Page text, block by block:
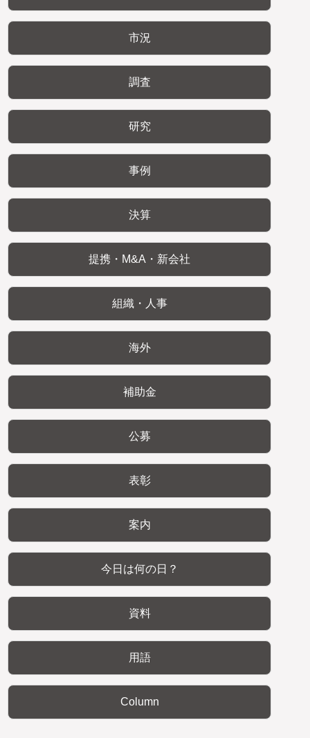
市況
調査
研究
事例
決算
提携・M&A・新会社
組織・人事
海外
補助金
公募
表彰
案内
今日は何の日？
資料
用語
Column